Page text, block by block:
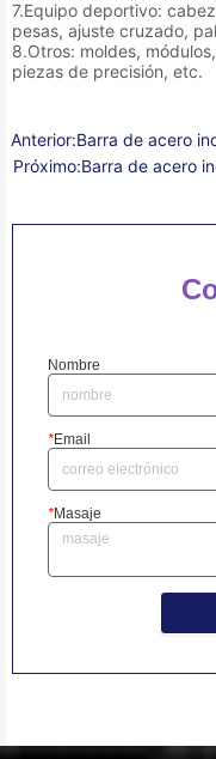
7.Equipo deportivo:
pesas, ajuste cruzado,
8.Otros: moldes,
piezas de precisión, etc.
Anterior:Barra de acero
Próximo:Barra de acero
Nombre
*Email
*Masaje